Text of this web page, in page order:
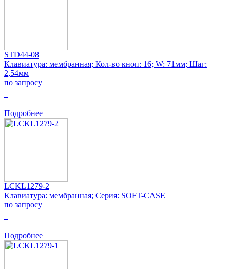
STD44-08
Клавиатура: мембранная; Кол-во кноп: 16; W: 71мм; Шаг:
2,54мм
по запросу
Подробнее
LCKL1279-2
Клавиатура: мембранная; Серия: SOFT-CASE
по запросу
Подробнее